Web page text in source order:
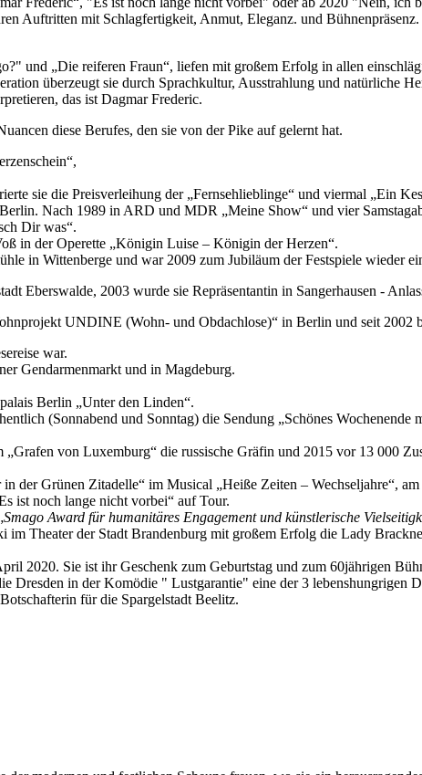
Auftritten mit Schlagfertigkeit, Anmut, Eleganz. und
und „Die reiferen Fraun“, liefen mit großem Erfolg in allen
überzeugt sie durch Sprachkultur, Ausstrahlung und natürliche
das ist Dagmar Frederic.
diese Berufes, den sie von der Pike auf gelernt hat.
sie die Preisverleihung der „Fernsehlieblinge“ und viermal „Ein
Nach 1989 in ARD und MDR „Meine Show“ und vier
Dir was“.
in der Operette „Königin Luise – Königin der Herzen“.
in Wittenberge und war 2009 zum Jubiläum der Festspiele wieder
Eberswalde, 2003 wurde sie Repräsentantin in Sangerhausen -
UNDINE (Wohn- und Obdachlose)“ in Berlin und seit
war.
Gendarmenmarkt und in Magdeburg.
Berlin „Unter den Linden“.
(Sonnabend und Sonntag) die Sendung „Schönes
„Grafen von Luxemburg“ die russische Gräfin und 2015 vor 13 000
der Grünen Zitadelle“ im Musical „Heiße Zeiten – Wechseljahre“,
ist noch lange nicht vorbei“ auf Tour.
Smago Award für humanitäres Engagement und künstlerische
Theater der Stadt Brandenburg mit großem Erfolg die Lady
2020. Sie ist ihr Geschenk zum Geburtstag und zum 60jährigen
Dresden in der Komödie " Lustgarantie" eine der 3 lebenshungrigen
für die Spargelstadt Beelitz.